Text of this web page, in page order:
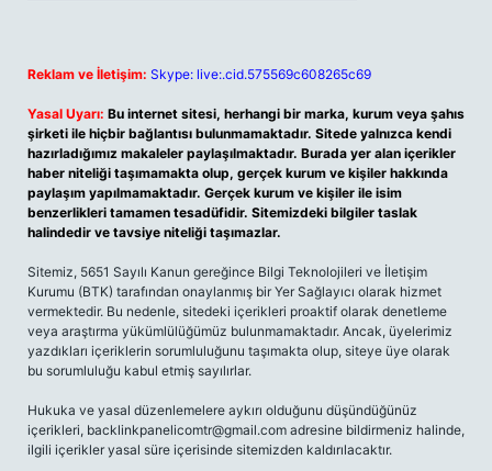
Reklam ve İletişim: Skype: live:.cid.575569c608265c69
Yasal Uyarı: Bu internet sitesi, herhangi bir marka, kurum veya şahıs
şirketi ile hiçbir bağlantısı bulunmamaktadır. Sitede yalnızca kendi
hazırladığımız makaleler paylaşılmaktadır. Burada yer alan içerikler
haber niteliği taşımamakta olup, gerçek kurum ve kişiler hakkında
paylaşım yapılmamaktadır. Gerçek kurum ve kişiler ile isim
benzerlikleri tamamen tesadüfidir. Sitemizdeki bilgiler taslak
halindedir ve tavsiye niteliği taşımazlar.
Sitemiz, 5651 Sayılı Kanun gereğince Bilgi Teknolojileri ve İletişim
Kurumu (BTK) tarafından onaylanmış bir Yer Sağlayıcı olarak hizmet
vermektedir. Bu nedenle, sitedeki içerikleri proaktif olarak denetleme
veya araştırma yükümlülüğümüz bulunmamaktadır. Ancak, üyelerimiz
yazdıkları içeriklerin sorumluluğunu taşımakta olup, siteye üye olarak
bu sorumluluğu kabul etmiş sayılırlar.
Hukuka ve yasal düzenlemelere aykırı olduğunu düşündüğünüz
içerikleri, backlinkpanelicomtr@gmail.com adresine bildirmeniz halinde,
ilgili içerikler yasal süre içerisinde sitemizden kaldırılacaktır.